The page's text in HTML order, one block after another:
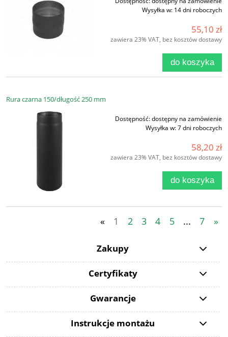
Wysyłka w: 14 dni roboczych
55,10 zł
zawiera 23% VAT, bez kosztów dostawy
do koszyka
Rura czarna 150/długość 250 mm
Dostępność:dostępny na zamówienie
Wysyłka w:7 dni roboczych
58,20 zł
zawiera 23% VAT, bez kosztów dostawy
do koszyka
« 1 2 3 4 5 ... 7 »
Zakupy
Certyfikaty
Gwarancje
Instrukcje montażu